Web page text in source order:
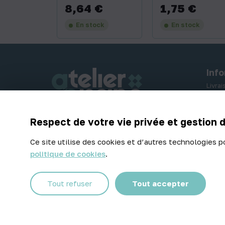
Respect de votre vie privée et gestion
Ce site utilise des cookies et d’autres technologies
politique de cookies.
Tout accepter
Tout refuser
Prix
8,64 €
En stock
Prix
1,75 €
En stock
Facebook